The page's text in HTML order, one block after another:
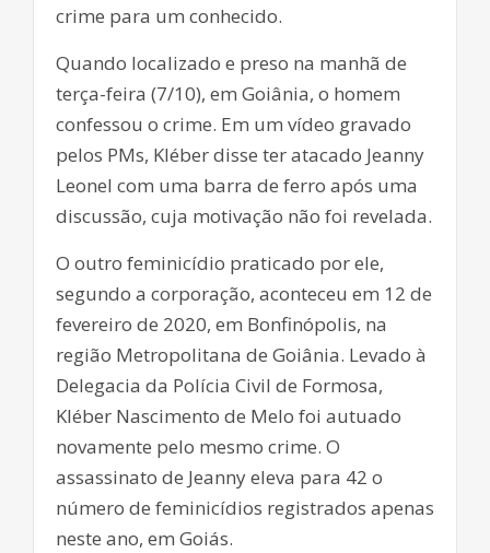
crime para um conhecido.
Quando localizado e preso na manhã de
terça-feira (7/10), em Goiânia, o homem
confessou o crime. Em um vídeo gravado
pelos PMs, Kléber disse ter atacado Jeanny
Leonel com uma barra de ferro após uma
discussão, cuja motivação não foi revelada.
O outro feminicídio praticado por ele,
segundo a corporação, aconteceu em 12 de
fevereiro de 2020, em Bonfinópolis, na
região Metropolitana de Goiânia. Levado à
Delegacia da Polícia Civil de Formosa,
Kléber Nascimento de Melo foi autuado
novamente pelo mesmo crime. O
assassinato de Jeanny eleva para 42 o
número de feminicídios registrados apenas
neste ano, em Goiás.